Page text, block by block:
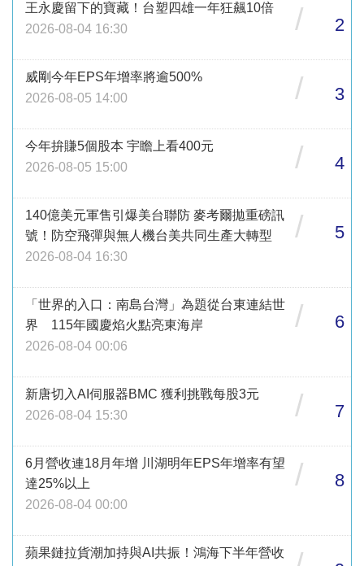
王永慶留下的寶藏！台塑四雄一年狂飆10倍
2026-08-04 16:30
/ 2
威剛今年EPS年增率將逾500%
2026-08-05 14:00
/ 3
今年拚賺5個股本 宇瞻上看400元
2026-08-05 15:00
/ 4
140億美元軍售引爆美台聯防 麥考爾拋重磅訊
號！防空飛彈與無人機台美共同生產大轉型
2026-08-04 16:30
/ 5
「世界的入口：南島台灣」為題從台東連結世
界 115年國慶焰火點亮東海岸
2026-08-04 00:06
/ 6
新唐切入AI伺服器BMC 獲利挑戰每股3元
2026-08-04 15:30
/ 7
6月營收連18月年增 川湖明年EPS年增率有望
達25%以上
2026-08-04 00:00
/ 8
蘋果鏈拉貨潮加持與AI共振！鴻海下半年營收